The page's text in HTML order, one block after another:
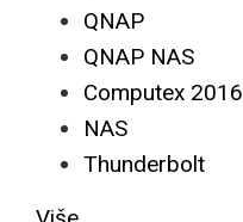
QNAP
QNAP NAS
Computex 2016
NAS
Thunderbolt